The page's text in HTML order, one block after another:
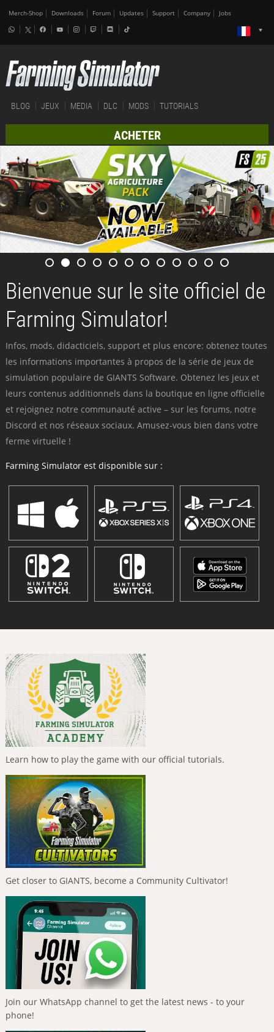
Merch-Shop Downloads Forum Updates Support Company Jobs
BLOG JEUX MEDIA DLC MODS TUTORIALS
ACHETER
Bienvenue sur le site officiel de
Farming Simulator!
Infos, mods, didacticiels, support et plus encore: obtenez toutes
les informations importantes à propos de la série de jeux de
simulation populaire de GIANTS Software. Obtenez les jeux et
leurs contenus additionnels dans la boutique en ligne officielle
et rejoignez notre communauté active – sur les forums, notre
Discord et nos réseaux sociaux. Amusez-vous bien dans votre
ferme virtuelle !
Farming Simulator est disponible sur :
Learn how to play the game with our official tutorials.
Get closer to GIANTS, become a Community Cultivator!
Join our WhatsApp channel to get the latest news - to your
phone!